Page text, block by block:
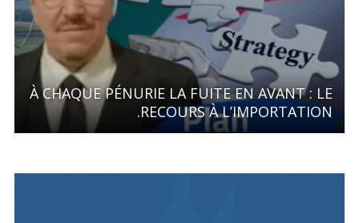
À CHAQUE PÉNURIE LA FUITE EN AVANT : LE
RECOURS À L’IMPORTATION.